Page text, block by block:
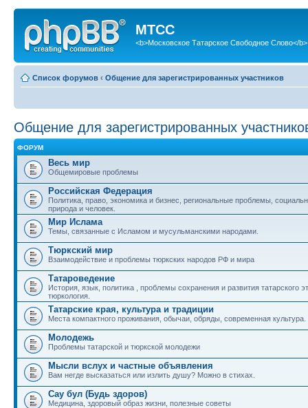
МТСС
<b>Московское Татарское Свободное Слово</b>
Список форумов ‹ Общение для зарегистрированных участников
Общение для зарегистрированных
ФОРУМ
Весь мир
Общемировые проблемы
Российская Федерация
Политика, право, экономика и бизнес, региональные проблемы,
природа и человек.
Мир Ислама
Темы, связанные с Исламом и мусульманскими народами.
Тюркский мир
Взаимодействие и проблемы тюркских народов РФ и мира
Татароведение
История, язык, политика , проблемы сохранения и развития татарского
тюркология.
Татарские края, культура и традиции
Места компактного проживания, обычаи, обряды, современная культура.
Молодежь
Проблемы татарской и тюркской молодежи
Мысли вслух и частные объявления
Вам негде высказаться или излить душу? Можно в стихах.
Сау бул (Будь здоров)
Медицина, здоровый образ жизни, полезные советы